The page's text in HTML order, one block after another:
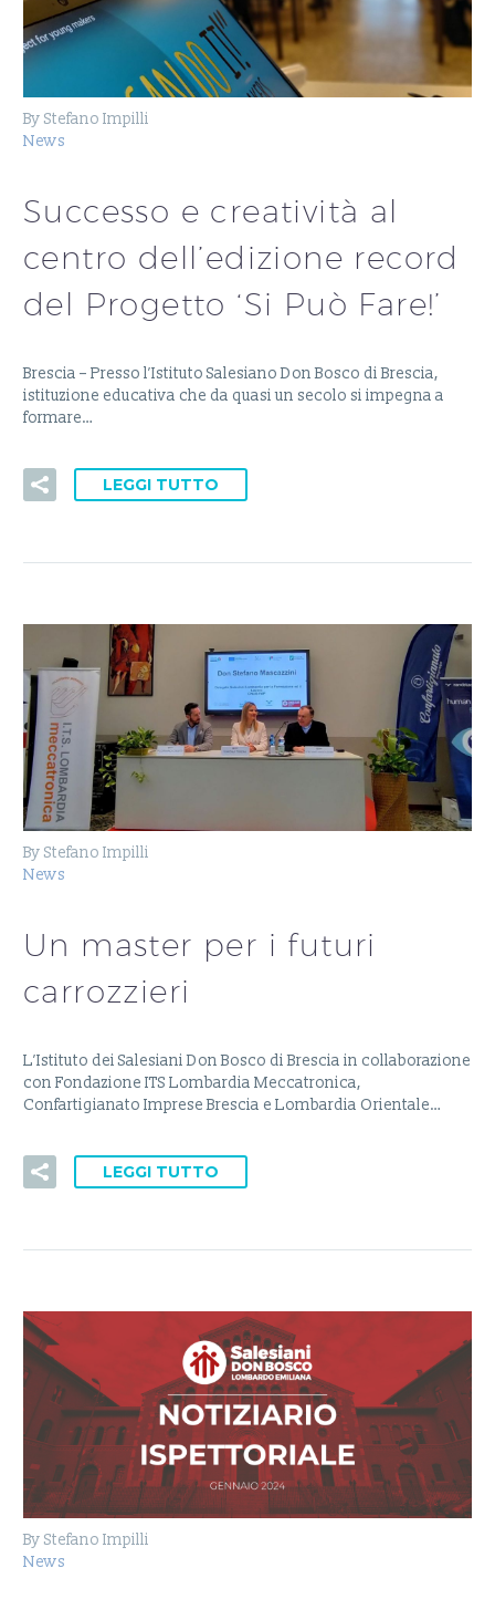
By Stefano Impilli
News
Successo e creatività al
centro dell’edizione record
del Progetto ‘Si Può Fare!’
Brescia – Presso l’Istituto Salesiano Don Bosco di Brescia,
istituzione educativa che da quasi un secolo si impegna a
formare…
LEGGI TUTTO
By Stefano Impilli
News
Un master per i futuri
carrozzieri
L’Istituto dei Salesiani Don Bosco di Brescia in collaborazione
con Fondazione ITS Lombardia Meccatronica,
Confartigianato Imprese Brescia e Lombardia Orientale…
LEGGI TUTTO
By Stefano Impilli
News